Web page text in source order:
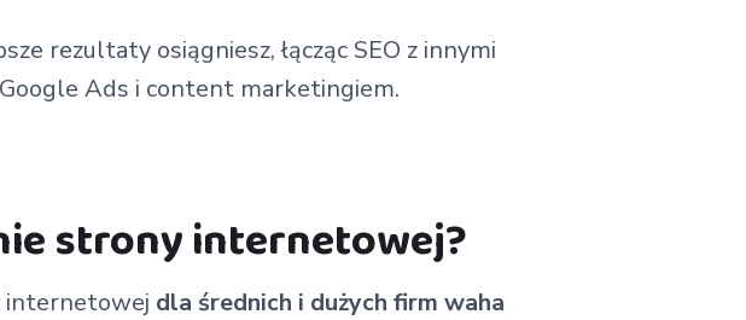
rezultaty osiągniesz, łącząc SEO z innymi
Ads i content marketingiem.
strony internetowej?
internetowej dla średnich i dużych firm waha